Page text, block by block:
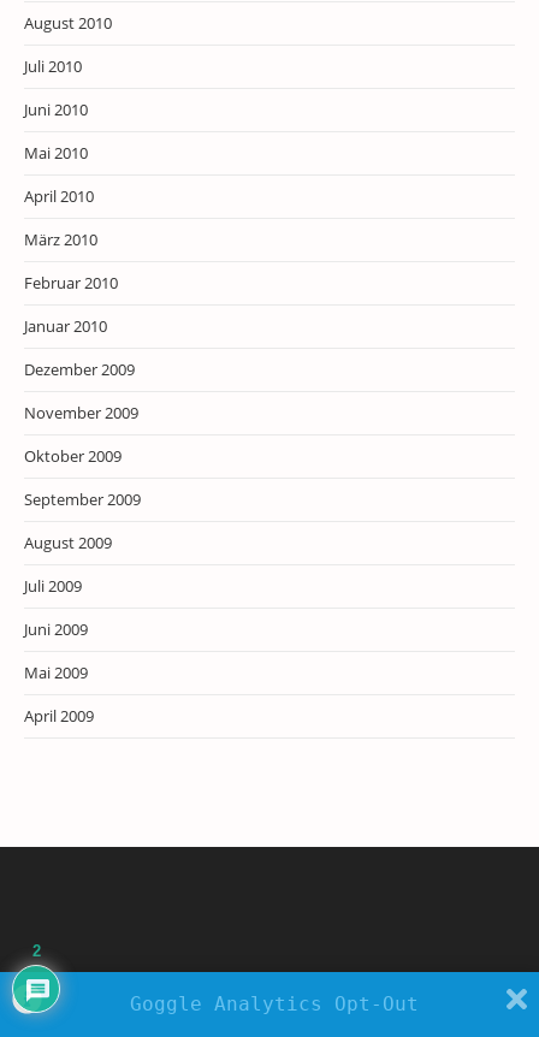
August 2010
Juli 2010
Juni 2010
Mai 2010
April 2010
März 2010
Februar 2010
Januar 2010
Dezember 2009
November 2009
Oktober 2009
September 2009
August 2009
Juli 2009
Juni 2009
Mai 2009
April 2009
Goggle Analytics Opt-Out
2